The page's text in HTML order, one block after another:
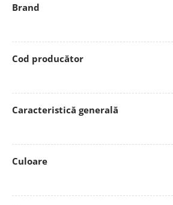
Brand
Cod producător
Caracteristică generală
Culoare